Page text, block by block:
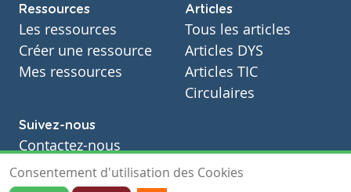
Ressources
Les ressources
Créer une ressource
Mes ressources
Articles
Tous les articles
Articles DYS
Articles TIC
Circulaires
Suivez-nous
Contactez-nous
Soutien scolaire
Notre page Facebook
Consentement d'utilisation des Cookies